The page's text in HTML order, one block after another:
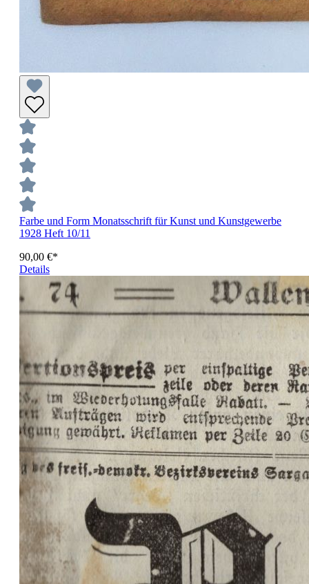
Farbe und Form Monatsschrift für Kunst und Kunstgewerbe
1928 Heft 10/11
90,00 €*
Details